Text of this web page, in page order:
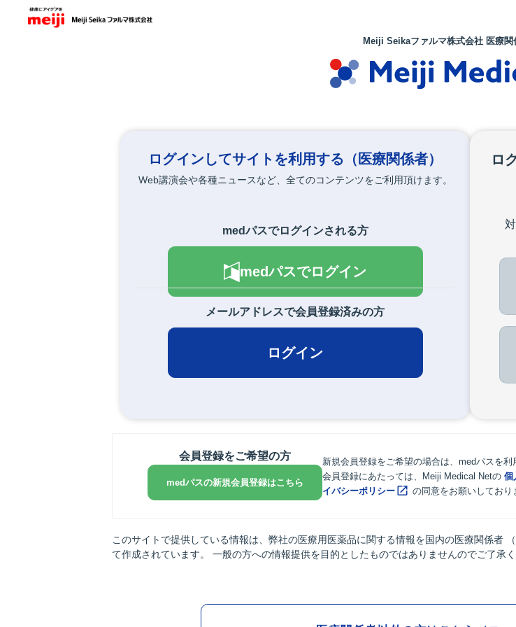
Meiji Seikaファルマ株式会社 医療関
ログインしてサイトを利用する （医療関係者）
Web講演会や各種ニュースなど、全てのコンテンツをご利用頂けます。
medパスでログインされる方
medパスでログイン
メールアドレスで会員登録済みの方
ログイン
ロ
会員登録をご希望の方
medパスの新規会員登録はこちら
新規会員登録をご希望の場合は、medパスを
会員登録にあたっては、Meiji Medical Netの 個
イバシーポリシー
の同意をお願いしており
このサイトで提供している情報は、弊社の医療用医薬品に関する情報を国内の医療関係者
て作成されています。 一般の方への情報提供を目的としたものではありませんのでご了承く